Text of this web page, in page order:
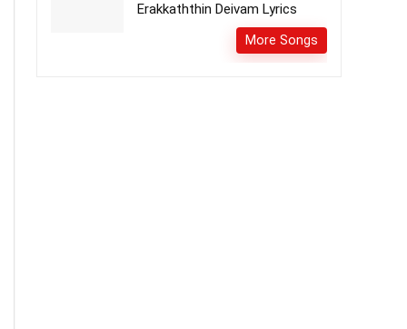
Erakkaththin Deivam Lyrics
More Songs